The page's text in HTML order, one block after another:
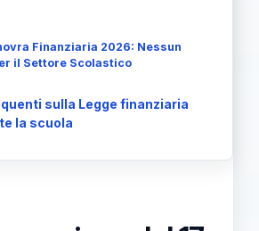
Finanziaria 2026: Nessun
il Settore Scolastico
sulla Legge finanziaria
la scuola